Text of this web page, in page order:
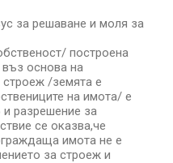
за решаване и моля за
построена
въз основа на
строеж /земята е
на имота/ е
разрешение за
се оказва,че
имота не е
за строеж и